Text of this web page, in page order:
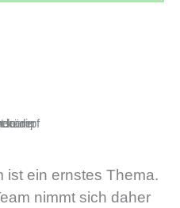
ist ein ernstes Thema.
nimmt sich daher